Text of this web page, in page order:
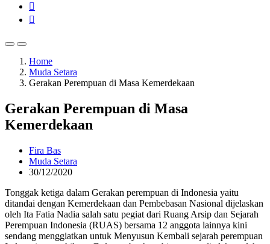
Home
Muda Setara
Gerakan Perempuan di Masa Kemerdekaan
Gerakan Perempuan di Masa
Kemerdekaan
Fira Bas
Muda Setara
30/12/2020
Tonggak ketiga dalam Gerakan perempuan di Indonesia yaitu
ditandai dengan Kemerdekaan dan Pembebasan Nasional dijelaskan
oleh Ita Fatia Nadia salah satu pegiat dari Ruang Arsip dan Sejarah
Perempuan Indonesia (RUAS) bersama 12 anggota lainnya kini
sendang menggiatkan untuk Menyusun Kembali sejarah perempuan